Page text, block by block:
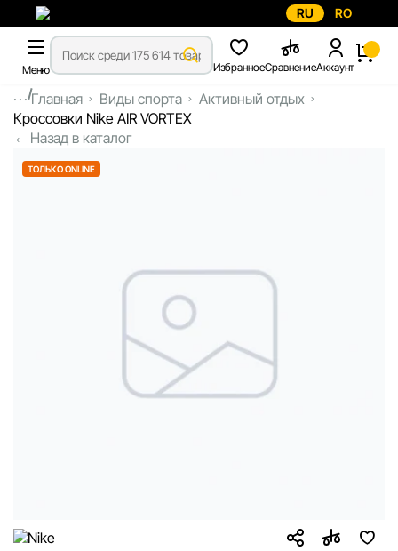
RU RO
Меню ИзбранноеСравнениеАккаунт
...Главная Виды спорта
Активный отдых
Кроссовки Nike AIR VORTEX
Назад в каталог
ТОЛЬКО ONLINE